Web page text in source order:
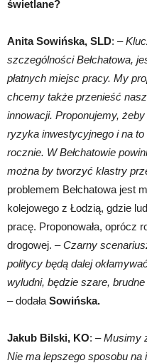
świetlane?
Anita Sowińska, SLD: –
szczególności Bełchatowa,
płatnych miejsc pracy. My
chcemy także przenieść
innowacji. Proponujemy, żeby
ryzyka inwestycyjnego i na
rocznie. W Bełchatowie
można by tworzyć klastry
problemem Bełchatowa jest
kolejowego z Łodzią, gdzie
pracę. Proponowała, oprócz
drogowej. –Czarny
politycy będą dalej
wyludni, będzie szare,
–dodała Sowińska.
Jakub Bilski, KO: –Musimy
Nie ma lepszego sposobu